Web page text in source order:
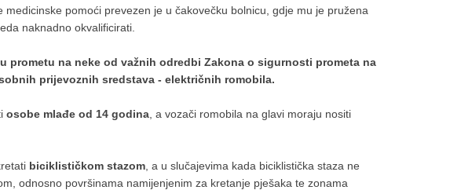
pomoći prevezen je u čakovečku bolnicu, gdje mu je pružena
naknadno okvalificirati.
prometu na neke od važnih odredbi Zakona o sigurnosti prometa na
prijevoznih sredstava - električnih romobila.
osobe mlađe od 14 godina , a vozači romobila na glavi moraju nositi
biciklističkom stazom , a u slučajevima kada biciklistička staza ne
odnosno površinama namijenjenim za kretanje pješaka te zonama